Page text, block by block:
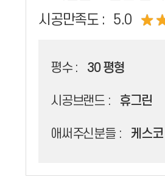
시공만족도 : 5.0
평수 : 30 평형
시공브랜드 : 휴그린
애써주신분들 : 케스코